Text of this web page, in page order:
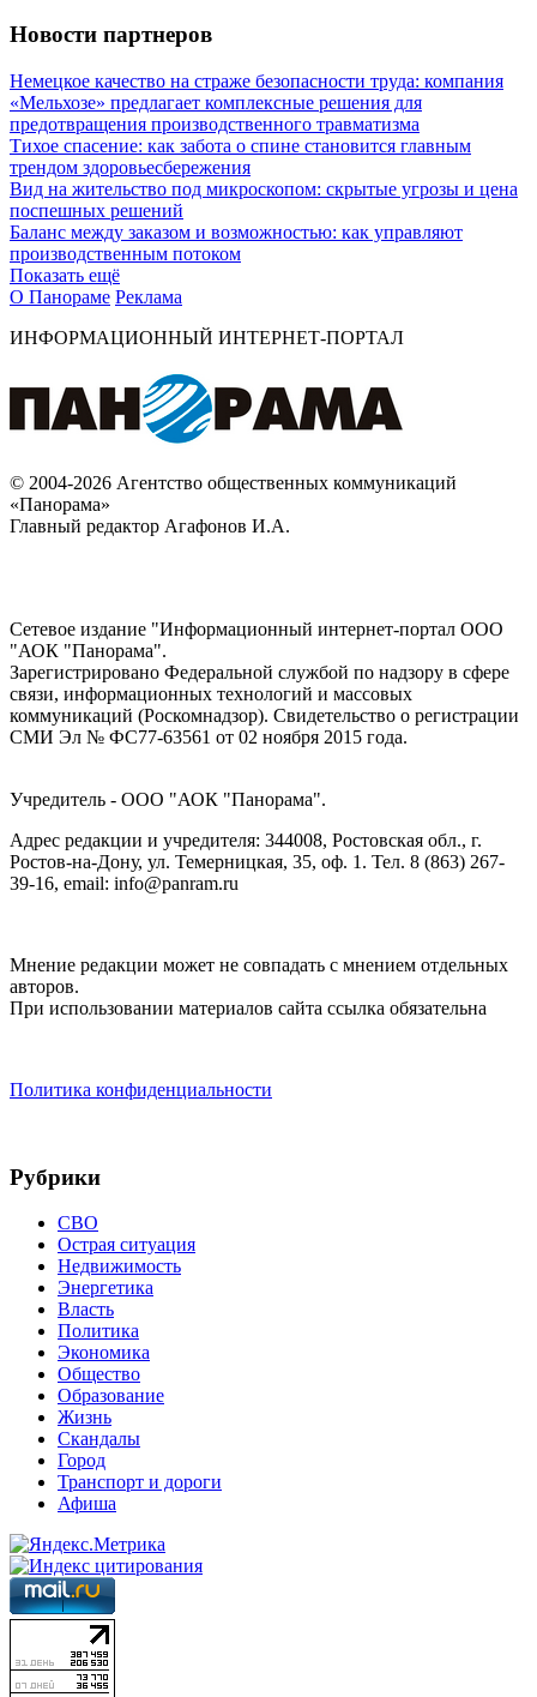
Новости партнеров
Немецкое качество на страже безопасности труда: компания
«Мельхозе» предлагает комплексные решения для
предотвращения производственного травматизма
Тихое спасение: как забота о спине становится главным
трендом здоровьесбережения
Вид на жительство под микроскопом: скрытые угрозы и цена
поспешных решений
Баланс между заказом и возможностью: как управляют
производственным потоком
Показать ещё
О Панораме Реклама
ИНФОРМАЦИОННЫЙ ИНТЕРНЕТ-ПОРТАЛ
© 2004-2026 Агентство общественных коммуникаций
«Панорама»
Главный редактор Агафонов И.А.
Сетевое издание "Информационный интернет-портал ООО
"АОК "Панорама".
Зарегистрировано Федеральной службой по надзору в сфере
связи, информационных технологий и массовых
коммуникаций (Роскомнадзор). Cвидетельство о регистрации
СМИ Эл № ФС77-63561 от 02 ноября 2015 года.
Учредитель - ООО "АОК "Панорама".
Адрес редакции и учредителя: 344008, Ростовская обл., г.
Ростов-на-Дону, ул. Темерницкая, 35, оф. 1. Тел. 8 (863) 267-
39-16, email: info@panram.ru
Мнение редакции может не совпадать с мнением отдельных
авторов.
При использовании материалов сайта ссылка обязательна
Политика конфиденциальности
Рубрики
СВО
Острая ситуация
Недвижимость
Энергетика
Власть
Политика
Экономика
Общество
Образование
Жизнь
Скандалы
Город
Транспорт и дороги
Афиша